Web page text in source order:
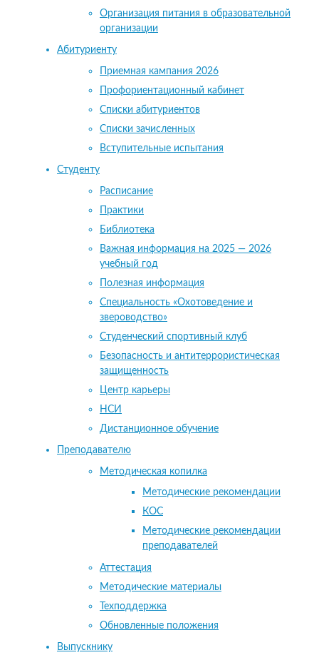
Организация питания в образовательной
организации
Абитуриенту
Приемная кампания 2026
Профориентационный кабинет
Списки абитуриентов
Списки зачисленных
Вступительные испытания
Студенту
Расписание
Практики
Библиотека
Важная информация на 2025 — 2026
учебный год
Полезная информация
Специальность «Охотоведение и
звероводство»
Студенческий спортивный клуб
Безопасность и антитеррористическая
защищенность
Центр карьеры
НСИ
Дистанционное обучение
Преподавателю
Методическая копилка
Методические рекомендации
КОС
Методические рекомендации
преподавателей
Аттестация
Методические материалы
Техподдержка
Обновленные положения
Выпускнику